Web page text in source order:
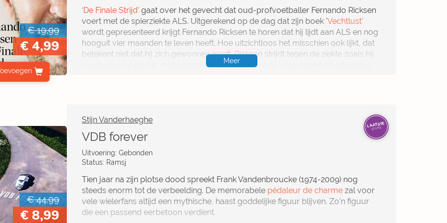
€ 19,99
€ 4,99
Toevoegen
‘De Finale Strijd’ gaat over het gevecht dat oud-profvoetballer Fernando Ricksen
voert met de spierziekte ALS. Uitgerekend op de dag dat zijn boek 'Vechtlust'
wordt gepresenteerd krijgt Fernando Ricksen te horen dat hij lijdt aan ALS en nog
hooguit vier maanden te leven heeft. Hoe uitzichtloos het misschien ook lijkt, dat
betekent niet dat hij zich gewonnen geeft. Ricksen strijdt tegen de ziekte zoals hij
voetbalde: hij gaat er met gestrekt been in. Vincent de Vries maakt de aftakeling
Meer
€ 44,99
€ 8,99
LAATSTE
STUKS
Stijn Vanderhaeghe
VDB forever
Uitvoering: Gebonden
Status: Ramsj
Tien jaar na zijn plotse dood spreekt Frank Vandenbroucke (1974-2009) nog
steeds enorm tot de verbeelding. De memorabele pédaleur de charme zal voor
vele wielerfans altijd een mythische, haast goddelijke figuur blijven. Zo'n figuur
die een passend eerbetoon verdient.